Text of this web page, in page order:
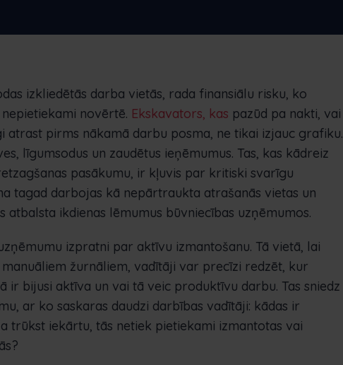
izkliedētās darba vietās, rada finansiālu risku, ko
novērtē. Ekskavators, kas pazūd pa nakti, vai
atrast pirms nākamā darbu posma, ne tikai izjauc grafiku.
līgumsodus un zaudētus ieņēmumus. Tas, kas kādreiz
pasākumu, ir kļuvis par kritiski svarīgu
tagad darbojas kā nepārtraukta atrašanās vietas un
atbalsta ikdienas lēmumus būvniecības uzņēmumos.
izpratni par aktīvu izmantošanu. Tā vietā, lai
žurnāliem, vadītāji var precīzi redzēt, kur
ir bijusi aktīva un vai tā veic produktīvu darbu. Tas sniedz
ar ko saskaras daudzi darbības vadītāji: kādas ir
trūkst iekārtu, tās netiek pietiekami izmantotas vai